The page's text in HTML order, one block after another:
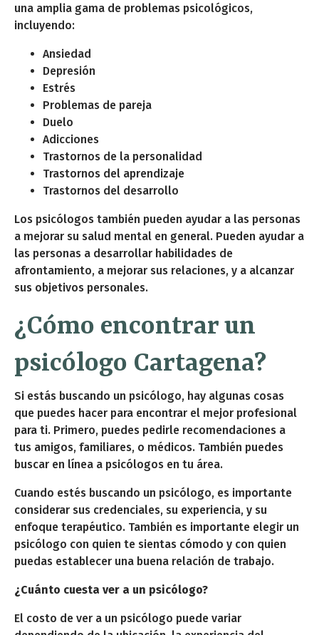
una amplia gama de problemas psicológicos,
incluyendo:
Ansiedad
Depresión
Estrés
Problemas de pareja
Duelo
Adicciones
Trastornos de la personalidad
Trastornos del aprendizaje
Trastornos del desarrollo
Los psicólogos también pueden ayudar a las personas
a mejorar su salud mental en general. Pueden ayudar a
las personas a desarrollar habilidades de
afrontamiento, a mejorar sus relaciones, y a alcanzar
sus objetivos personales.
¿Cómo encontrar un
psicólogo Cartagena?
Si estás buscando un psicólogo, hay algunas cosas
que puedes hacer para encontrar el mejor profesional
para ti. Primero, puedes pedirle recomendaciones a
tus amigos, familiares, o médicos. También puedes
buscar en línea a psicólogos en tu área.
Cuando estés buscando un psicólogo, es importante
considerar sus credenciales, su experiencia, y su
enfoque terapéutico. También es importante elegir un
psicólogo con quien te sientas cómodo y con quien
puedas establecer una buena relación de trabajo.
¿Cuánto cuesta ver a un psicólogo?
El costo de ver a un psicólogo puede variar